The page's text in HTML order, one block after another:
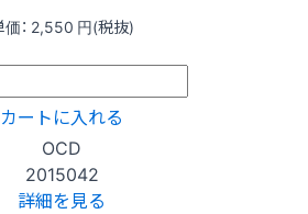
： 2,550 円(税抜)
カートに入れる
OCD
2015042
詳細を見る